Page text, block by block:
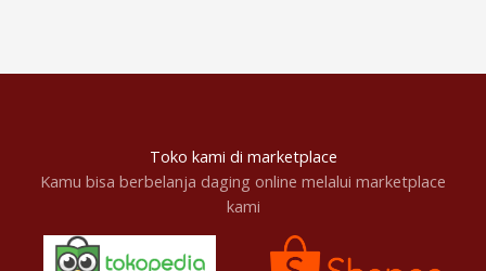
Toko kami di marketplace
Kamu bisa berbelanja daging online melalui marketplace
kami